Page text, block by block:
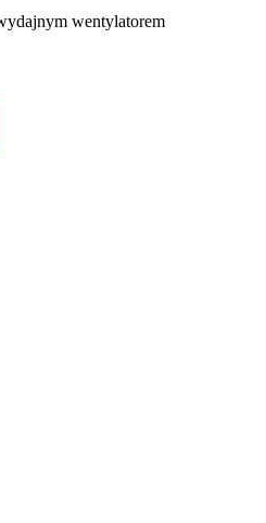
wentylatorem